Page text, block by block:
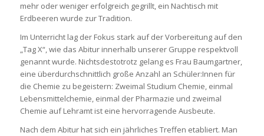
mehr oder weniger erfolgreich gegrillt, ein Nachtisch mit
Erdbeeren wurde zur Tradition.
Im Unterricht lag der Fokus stark auf der Vorbereitung auf den
„Tag X“, wie das Abitur innerhalb unserer Gruppe respektvoll
genannt wurde. Nichtsdestotrotz gelang es Frau Baumgartner,
eine überdurchschnittlich große Anzahl an Schüler:Innen für
die Chemie zu begeistern: Zweimal Studium Chemie, einmal
Lebensmittelchemie, einmal der Pharmazie und zweimal
Chemie auf Lehramt ist eine hervorragende Ausbeute.
Nach dem Abitur hat sich ein jährliches Treffen etabliert. Man